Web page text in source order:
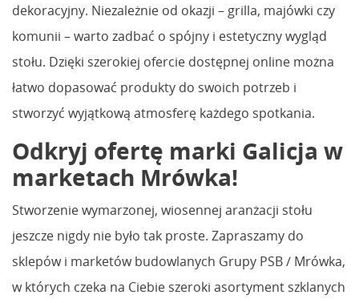
dekoracyjny. Niezależnie od okazji – grilla, majówki czy
komunii – warto zadbać o spójny i estetyczny wygląd
stołu. Dzięki szerokiej ofercie dostępnej online można
łatwo dopasować produkty do swoich potrzeb i
stworzyć wyjątkową atmosferę każdego spotkania.
Odkryj ofertę marki Galicja w
marketach Mrówka!
Stworzenie wymarzonej, wiosennej aranżacji stołu
jeszcze nigdy nie było tak proste. Zapraszamy do
sklepów i marketów budowlanych Grupy PSB / Mrówka,
w których czeka na Ciebie szeroki asortyment szklanych